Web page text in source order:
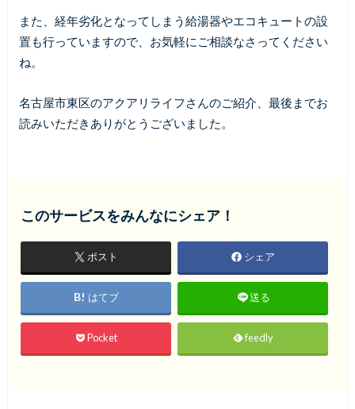
また、経年劣化となってしまう給湯器やエコキュートの設
置も行っていますので、お気軽にご相談なさってください
ね。
名古屋市東区のアクアリライフさんのご紹介、最後までお
読みいただきありがとうございました。
このサービスをみんなにシェア！
ポスト シェア
はてブ 送る
Pocket feedly